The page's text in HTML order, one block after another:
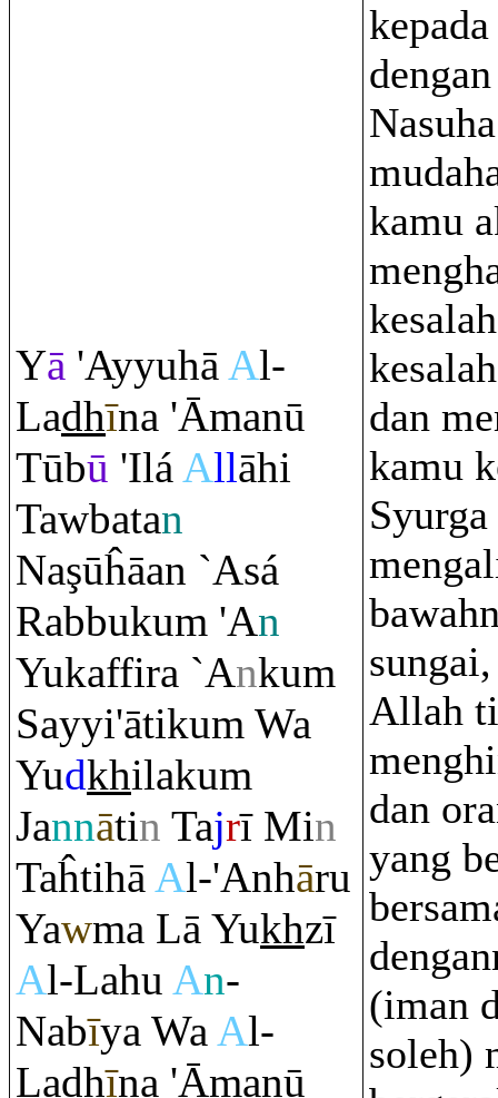
Yā 'AyyuhāAl-
Ladhīna 'Āmanū
Tūbū 'IláAllāhi
Tawbatan
Naşūĥāan `Asá
Rabbukum 'An
Yukaffira `Ankum
Sayyi'ātikum Wa
Yudkhilakum
Jannātin Tajrī Min
TaĥtihāAl-'Anhāru
Yawma Lā Yukhzī
Al-Lahu An-
Nabīya WaAl-
Ladhīna 'Āmanū
kamu
dan
kamu
Allah
dan
yang
(iman
soleh)